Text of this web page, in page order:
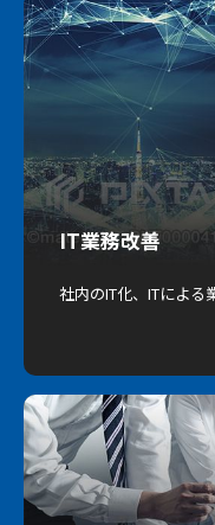
IT業務改善
社内のIT化、ITによる